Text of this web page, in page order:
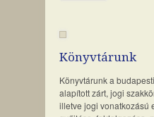
Könyvtárunk
Könyvtárunk a
alapított zárt, jogi
illetve jogi vonatkozású